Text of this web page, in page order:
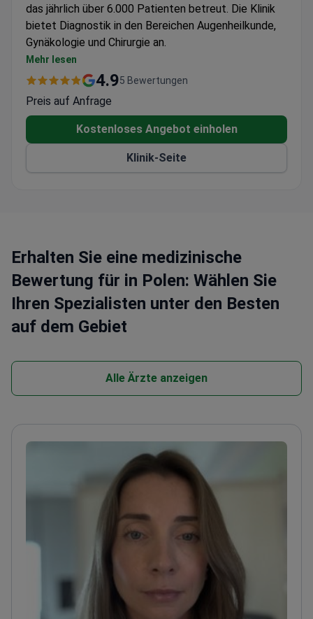
das jährlich über 6.000 Patienten betreut. Die Klinik
bietet Diagnostik in den Bereichen Augenheilkunde,
Gynäkologie und Chirurgie an.
Bietet Diagnosedienstleistungen für Erwachsene
und Kinder
Beliebtes Ziel für Patienten aus Europa und den
Commonwealth-Ländern
Mehr lesen
4.95 Bewertungen
Preis auf Anfrage
Kostenloses Angebot einholen
Klinik-Seite
Erhalten Sie eine medizinische
Bewertung für in Polen: Wählen Sie
Ihren Spezialisten unter den Besten
auf dem Gebiet
Alle Ärzte anzeigen